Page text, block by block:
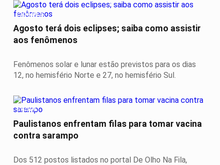
CIDADES
Agosto terá dois eclipses; saiba como assistir
aos fenômenos
Fenômenos solar e lunar estão previstos para os dias
12, no hemisfério Norte e 27, no hemisfério Sul.
SAÚDE
Paulistanos enfrentam filas para tomar vacina
contra sarampo
Dos 512 postos listados no portal De Olho Na Fila,